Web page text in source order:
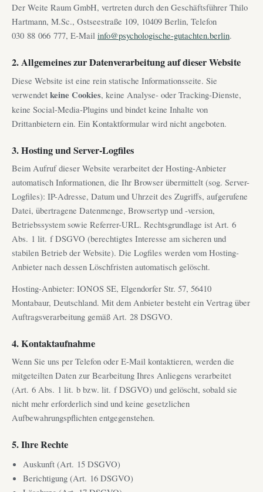
Der Weite Raum GmbH, vertreten durch den Geschäftsführer Thilo
Hartmann, M.Sc., Ostseestraße 109, 10409 Berlin, Telefon
030 88 066 777, E-Mail info@psychologische-gutachten.berlin.
2. Allgemeines zur Datenverarbeitung auf dieser Website
Diese Website ist eine rein statische Informationsseite. Sie
verwendet keine Cookies, keine Analyse- oder Tracking-Dienste,
keine Social-Media-Plugins und bindet keine Inhalte von
Drittanbietern ein. Ein Kontaktformular wird nicht angeboten.
3. Hosting und Server-Logfiles
Beim Aufruf dieser Website verarbeitet der Hosting-Anbieter
automatisch Informationen, die Ihr Browser übermittelt (sog. Server-
Logfiles): IP-Adresse, Datum und Uhrzeit des Zugriffs, aufgerufene
Datei, übertragene Datenmenge, Browsertyp und -version,
Betriebssystem sowie Referrer-URL. Rechtsgrundlage ist Art. 6
Abs. 1 lit. f DSGVO (berechtigtes Interesse am sicheren und
stabilen Betrieb der Website). Die Logfiles werden vom Hosting-
Anbieter nach dessen Löschfristen automatisch gelöscht.
Hosting-Anbieter: IONOS SE, Elgendorfer Str. 57, 56410
Montabaur, Deutschland. Mit dem Anbieter besteht ein Vertrag über
Auftragsverarbeitung gemäß Art. 28 DSGVO.
4. Kontaktaufnahme
Wenn Sie uns per Telefon oder E-Mail kontaktieren, werden die
mitgeteilten Daten zur Bearbeitung Ihres Anliegens verarbeitet
(Art. 6 Abs. 1 lit. b bzw. lit. f DSGVO) und gelöscht, sobald sie
nicht mehr erforderlich sind und keine gesetzlichen
Aufbewahrungspflichten entgegenstehen.
5. Ihre Rechte
Auskunft (Art. 15 DSGVO)
Berichtigung (Art. 16 DSGVO)